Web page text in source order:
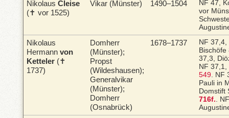
Nikolaus Cleise
(✝ vor 1525)
Vikar (Münster) 1490–1504
NF 47,
vor
Nikolaus
Hermann von
Ketteler (✝
1737)
Domherr
(Münster);
Propst
(Wildeshausen);
Generalvikar
(Münster);
Domherr
(Osnabrück)
1678–1737
NF
37,3,
NF
549. NF
Pauli in
Domstift
716f..